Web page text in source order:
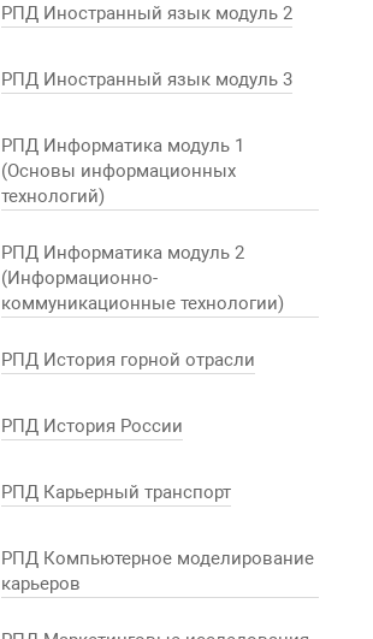
РПД Иностранный язык модуль 2
РПД Иностранный язык модуль 3
РПД Информатика модуль 1
(Основы информационных
технологий)
РПД Информатика модуль 2
(Информационно-
коммуникационные технологии)
РПД История горной отрасли
РПД История России
РПД Карьерный транспорт
РПД Компьютерное моделирование
карьеров